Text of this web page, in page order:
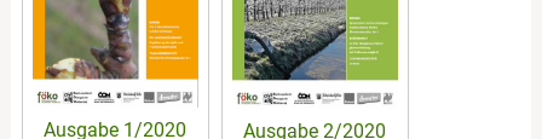
Ausgabe 1/2020 Ausgabe 2/2020